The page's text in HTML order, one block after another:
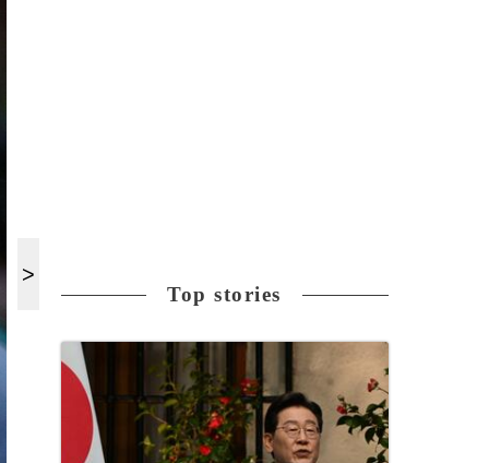
Top stories